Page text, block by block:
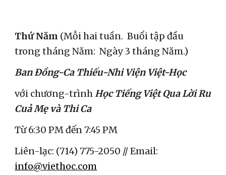
Thứ Năm (Mỗi hai tuần.  Buổi tập đầu
trong tháng Năm:  Ngày 3 tháng Năm.)
Ban Đồng-Ca Thiếu-Nhi Viện Việt-Học
với chương-trình Học Tiếng Việt Qua Lời Ru
Cuả Mẹ và Thi Ca
Từ 6:30 PM đến 7:45 PM
info@viethoc.com